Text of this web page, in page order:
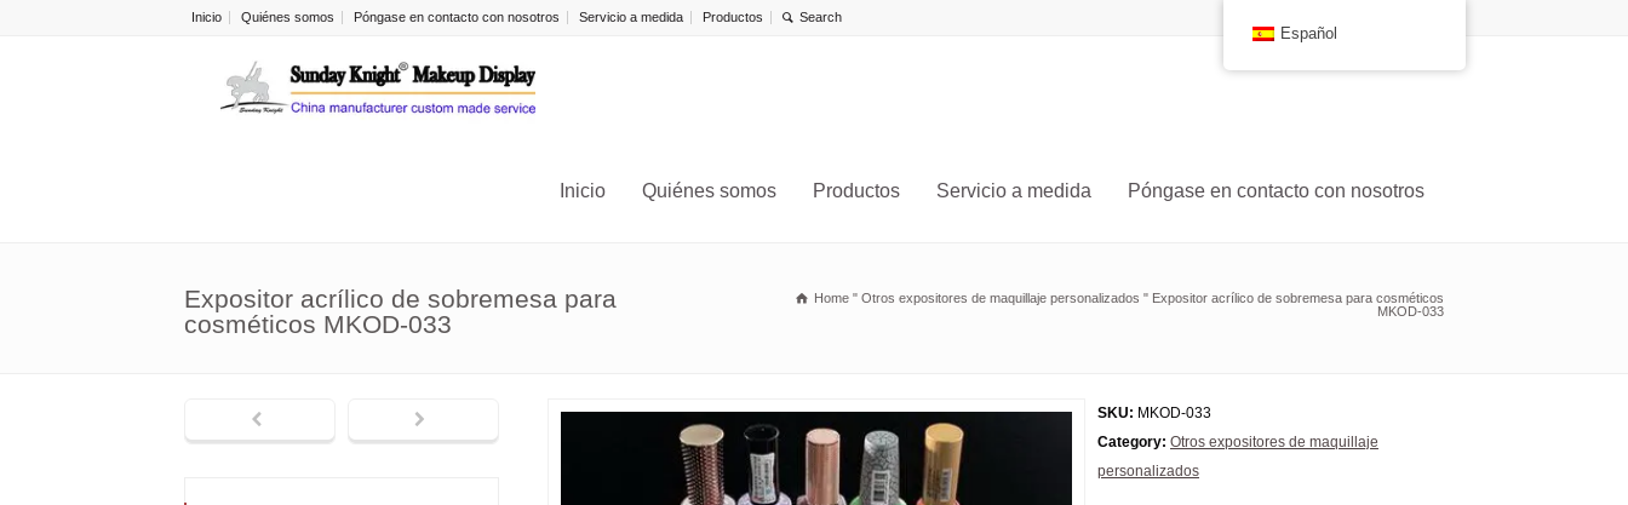
Inicio Quiénes somos Póngase en contacto con nosotros Servicio a medida Productos
Inicio Quiénes somos Productos Servicio a medida Póngase en contacto con nosotros
Expositor acrílico de sobremesa para
cosméticos MKOD-033
Home " Otros expositores de maquillaje personalizados " Expositor acrílico de sobremesa para cosméticos
MKOD-033
SKU: MKOD-033
Category: Otros expositores de maquillaje
personalizados
Español